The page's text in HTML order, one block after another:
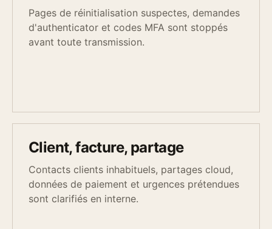
Pages de réinitialisation suspectes, demandes
d'authenticator et codes MFA sont stoppés
avant toute transmission.
Client, facture, partage
Contacts clients inhabituels, partages cloud,
données de paiement et urgences prétendues
sont clarifiés en interne.